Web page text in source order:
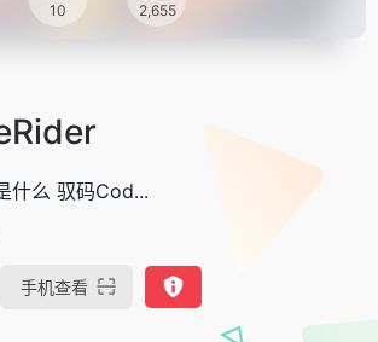
10 2,655
什么 驭码Cod...
手机查看